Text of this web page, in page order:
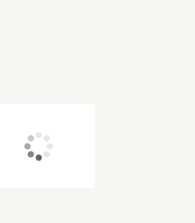
ビス！
あることをご存知ですか？
言でいえば「銀行とのやり取り」
ります！